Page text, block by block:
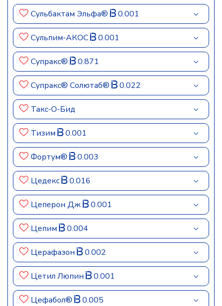
Сульбактам Эльфа® 0.001
Сульпим-АКОС 0.001
Супракс® 0.871
Супракс® Солютаб® 0.022
Такс-О-Бид
Тизим 0.001
Фортум® 0.003
Цедекс 0.016
Цеперон Дж 0.001
Цепим 0.004
Церафазон 0.002
Цетил Люпин 0.001
Цефабол® 0.005